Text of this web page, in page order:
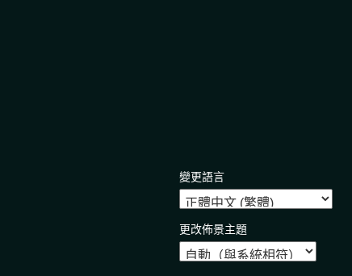
變更語言
更改佈景主題